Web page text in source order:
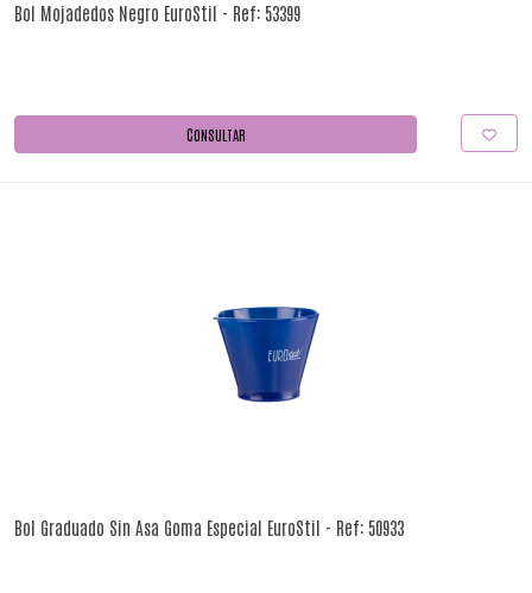
Bol Mojadedos Negro EuroStil - Ref: 53399
CONSULTAR
Bol Graduado Sin Asa Goma Especial EuroStil - Ref: 50933